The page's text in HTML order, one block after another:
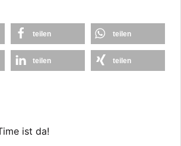
teilen teilen
teilen teilen
ist da!